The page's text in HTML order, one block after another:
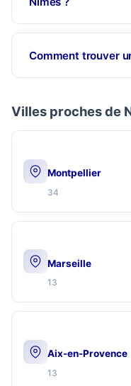
Comment trouver
Villes proches de
Montpellier
34
Marseille
13
Aix-en-Provence
13